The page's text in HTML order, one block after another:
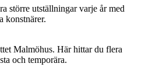
större utställningar varje år med
konstnärer.
Malmöhus. Här hittar du flera
och temporära.